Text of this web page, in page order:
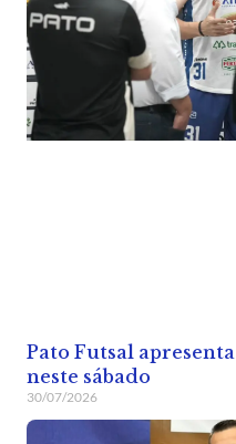
Pato Futsal
neste sábado
30/07/2026